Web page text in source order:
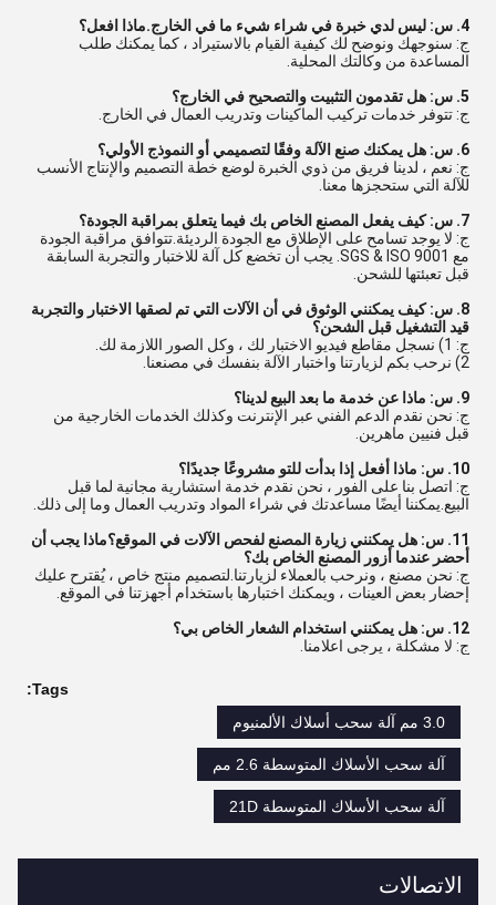
4. س: ليس لدي خبرة في شراء شيء ما في الخارج.ماذا افعل؟
ج: سنوجهك ونوضح لك كيفية القيام بالاستيراد ، كما يمكنك طلب
المساعدة من وكالتك المحلية.
5. س: هل تقدمون التثبيت والتصحيح في الخارج؟
ج: تتوفر خدمات تركيب الماكينات وتدريب العمال في الخارج.
6. س: هل يمكنك صنع الآلة وفقًا لتصميمي أو النموذج الأولي؟
ج: نعم ، لدينا فريق من ذوي الخبرة لوضع خطة التصميم والإنتاج الأنسب
للآلة التي ستحجزها معنا.
7. س: كيف يفعل المصنع الخاص بك فيما يتعلق بمراقبة الجودة؟
ج: لا يوجد تسامح على الإطلاق مع الجودة الرديئة.تتوافق مراقبة الجودة
مع SGS & ISO 9001. يجب أن تخضع كل آلة للاختبار والتجربة السابقة
قبل تعبئتها للشحن.
8. س: كيف يمكنني الوثوق في أن الآلات التي تم لصقها الاختبار والتجربة
قيد التشغيل قبل الشحن؟
ج: 1) نسجل مقاطع فيديو الاختبار لك ، وكل الصور اللازمة لك.
2) نرحب بكم لزيارتنا واختبار الآلة بنفسك في مصنعنا.
9. س: ماذا عن خدمة ما بعد البيع لدينا؟
ج: نحن نقدم الدعم الفني عبر الإنترنت وكذلك الخدمات الخارجية من
قبل فنيين ماهرين.
10. س: ماذا أفعل إذا بدأت للتو مشروعًا جديدًا؟
ج: اتصل بنا على الفور ، نحن نقدم خدمة استشارية مجانية لما قبل
البيع.يمكننا أيضًا مساعدتك في شراء المواد وتدريب العمال وما إلى ذلك.
11. س: هل يمكنني زيارة المصنع لفحص الآلات في الموقع؟ماذا يجب أن
أحضر عندما أزور المصنع الخاص بك؟
ج: نحن مصنع ، ونرحب بالعملاء لزيارتنا.لتصميم منتج خاص ، يُقترح عليك
إحضار بعض العينات ، ويمكنك اختبارها باستخدام أجهزتنا في الموقع.
12. س: هل يمكنني استخدام الشعار الخاص بي؟
ج: لا مشكلة ، يرجى اعلامنا.
Tags:
3.0 مم آلة سحب أسلاك الألمنيوم
آلة سحب الأسلاك المتوسطة 2.6 مم
آلة سحب الأسلاك المتوسطة 21D
الاتصالات